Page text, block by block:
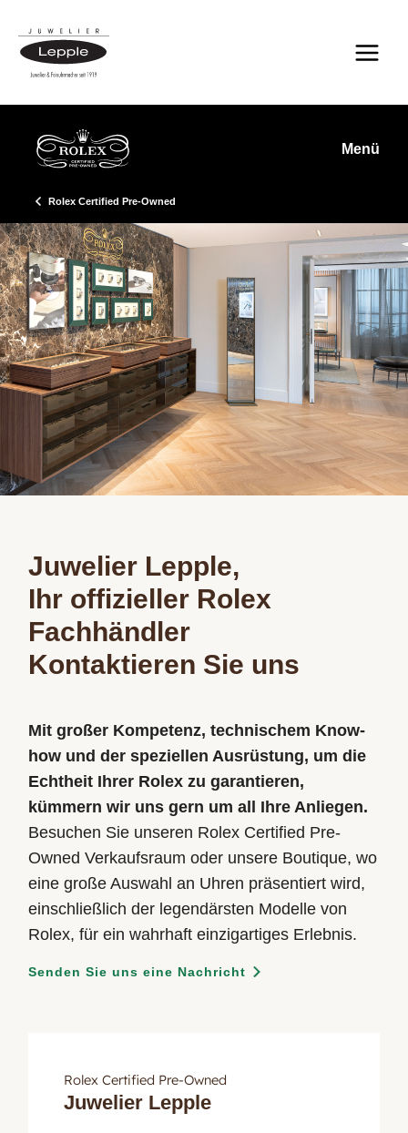
Inhalt
springen
Menü
Rolex Certified Pre-Owned
Juwelier Lepple,
Ihr offizieller Rolex
Fachhändler
Kontaktieren Sie uns
Mit großer Kompetenz, technischem Know-
how und der speziellen Ausrüstung, um die
Echtheit Ihrer Rolex zu garantieren,
kümmern wir uns gern um all Ihre Anliegen.
Besuchen Sie unseren Rolex Certified Pre-
Owned Verkaufsraum oder unsere Boutique, wo
eine große Auswahl an Uhren präsentiert wird,
einschließlich der legendärsten Modelle von
Rolex, für ein wahrhaft einzigartiges Erlebnis.
Senden Sie uns eine Nachricht
Rolex Certified Pre-Owned
Juwelier Lepple